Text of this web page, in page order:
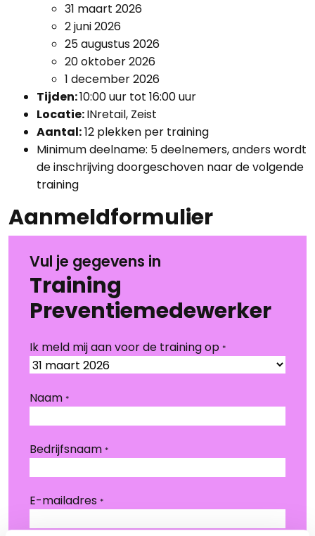
31 maart 2026
2 juni 2026
25 augustus 2026
20 oktober 2026
1 december 2026
Tijden:10:00 uur tot 16:00 uur
Locatie:INretail, Zeist
Aantal:12 plekken per training
Minimum deelname: 5 deelnemers, anders wordt
de inschrijving doorgeschoven naar de volgende
training
Aanmeldformulier
Vul je gegevens in
Training
Preventiemedewerker
Ik meld mij aan voor de training op *
Naam *
Bedrijfsnaam *
E-mailadres *